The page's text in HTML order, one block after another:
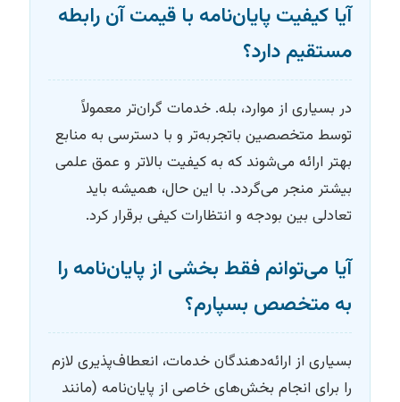
آیا کیفیت پایان‌نامه با قیمت آن رابطه
مستقیم دارد؟
در بسیاری از موارد، بله. خدمات گران‌تر معمولاً
توسط متخصصین باتجربه‌تر و با دسترسی به منابع
بهتر ارائه می‌شوند که به کیفیت بالاتر و عمق علمی
بیشتر منجر می‌گردد. با این حال، همیشه باید
تعادلی بین بودجه و انتظارات کیفی برقرار کرد.
آیا می‌توانم فقط بخشی از پایان‌نامه را
به متخصص بسپارم؟
بسیاری از ارائه‌دهندگان خدمات، انعطاف‌پذیری لازم
را برای انجام بخش‌های خاصی از پایان‌نامه (مانند